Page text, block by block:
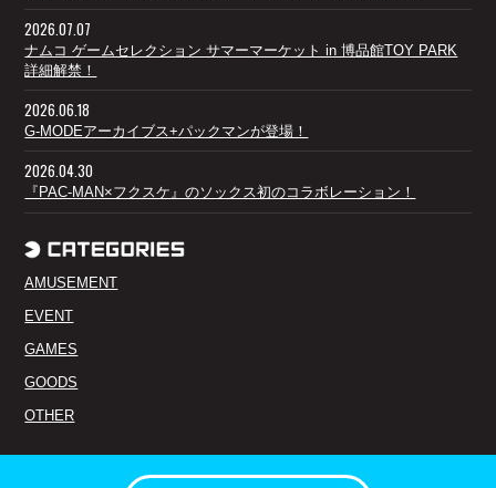
2026.07.07
ナムコ ゲームセレクション サマーマーケット in 博品館TOY PARK
詳細解禁！
2026.06.18
G-MODEアーカイブス+パックマンが登場！
2026.04.30
『PAC-MAN×フクスケ』のソックス初のコラボレーション！
AMUSEMENT
EVENT
GAMES
GOODS
OTHER